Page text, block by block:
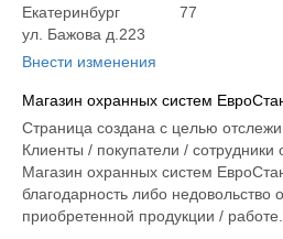
Екатеринбург
ул. Бажова д.223
Внести изменения
77
Магазин охранных систем
Страница создана с целью
Клиенты / покупатели / сотрудники
Магазин охранных систем
благодарность либо недовольство
приобретенной продукции / работе.